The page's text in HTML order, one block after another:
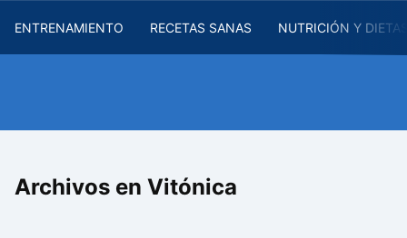
ENTRENAMIENTO RECETAS SANAS NUTRICIÓN Y
Archivos en Vitónica